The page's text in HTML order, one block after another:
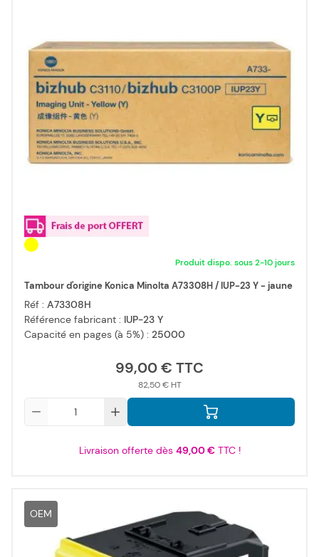
Produit dispo. sous 2-10 jours
Tambour d'origine Konica Minolta A73308H / IUP-23 Y - jaune
Réf : A73308H
Référence fabricant : IUP-23 Y
Capacité en pages (à 5%) : 25000
99,00 €
82,50 €
Livraison offerte dès 49,00 €TTC !
OEM